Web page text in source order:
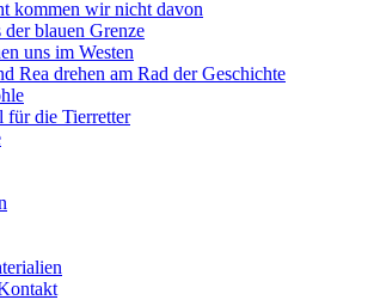
kommen wir nicht davon
der blauen Grenze
uns im Westen
Rea drehen am Rad der Geschichte
für die Tierretter